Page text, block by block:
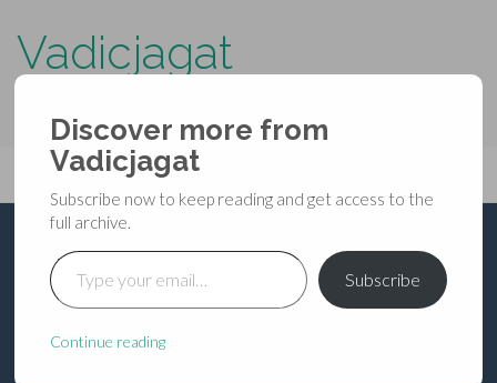
Vadicjagat
Primary
Menu
content
Vadicjagat
अकबरी फालनामा
Discover more from
Vadicjagat
Subscribe now to keep reading and get access to the
full archive.
Type your email…
Subscribe
Continue reading